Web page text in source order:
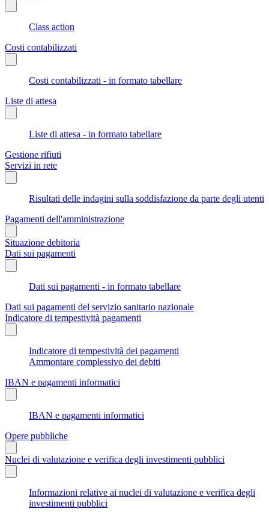
Class action
Costi contabilizzati
Costi contabilizzati - in formato tabellare
Liste di attesa
Liste di attesa - in formato tabellare
Gestione rifiuti
Servizi in rete
Risultati delle indagini sulla soddisfazione da parte degli utenti
Pagamenti dell'amministrazione
Situazione debitoria
Dati sui pagamenti
Dati sui pagamenti - in formato tabellare
Dati sui pagamenti del servizio sanitario nazionale
Indicatore di tempestività pagamenti
Indicatore di tempestività dei pagamenti
Ammontare complessivo dei debiti
IBAN e pagamenti informatici
IBAN e pagamenti informatici
Opere pubbliche
Nuclei di valutazione e verifica degli investimenti pubblici
Informazioni relative ai nuclei di valutazione e verifica degli
investimenti pubblici